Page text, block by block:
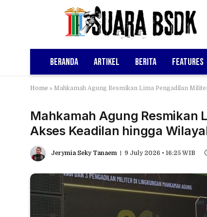
Beranda Artikel Berita Features
Home » Mahkamah Agung Resmikan Lima Pengadilan
Mahkamah Agung Resmikan
Akses Keadilan hingga
Jerymia Seky Tanaem 9 July 2026 • 16:25 WIB